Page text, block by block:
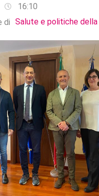
16:10
di Salute e politiche della